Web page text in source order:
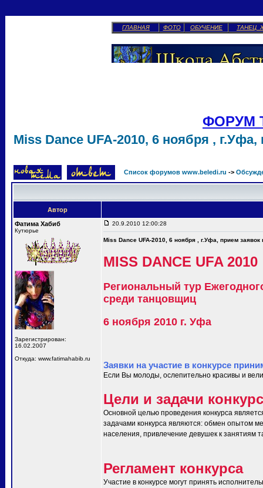
ГЛАВНАЯ ФОТО ОБУЧЕНИЕ ТАНЕЦ
ФОРУМ
Miss Dance UFA-2010, 6 ноября ,
Список форумов www.beledi.ru ->
Автор
Фатима Хабиб
Кутюрье
Зарегистрирован:
16.02.2007
Откуда: www.fatimahabib.ru
20.9.2010 12:00:28
Miss Dance UFA-2010, 6 ноября , г.Уфа, прием заявок
MISS DANCE UFA 2010
Региональный тур
среди танцовщиц
6 ноября 2010 г. Уфа
Заявки на участие в конкурсе
Если Вы молоды, ослепительно красивы и
Цели и задачи
Основной целью проведения конкурса
задачами конкурса являются: обмен опытом
населения, привлечение девушек к занятиям
Регламент конкурса
Участие в конкурсе могут принять